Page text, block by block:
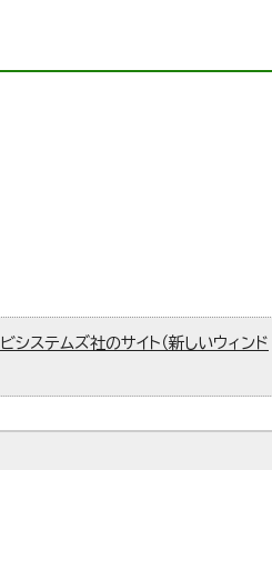
システムズ社のサイト（新しいウィンド